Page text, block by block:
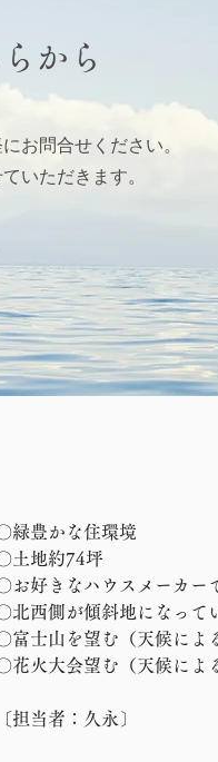
から
お問合せください。
いただきます。
緑豊かな住環境
土地約74坪
お好きなハウスメーカー
北西側が傾斜地になって
富士山を望む（天候によ
花火大会望む（天候によ
​〔担当者：久永〕